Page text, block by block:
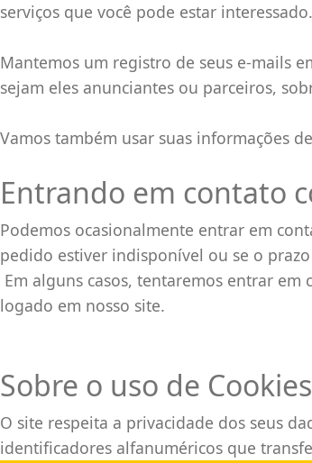
serviços que você pode estar interessado.
Mantemos um registro de seus e-mails
sejam eles anunciantes ou parceiros,
Vamos também usar suas informações
Entrando em contato
Podemos ocasionalmente entrar em
pedido estiver indisponível ou se o
Em alguns casos, tentaremos entrar
logado em nosso site.
Sobre o uso de Cookies
O site respeita a privacidade dos seus
identificadores alfanuméricos que